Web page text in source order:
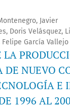
Javier
Doris Velásquez,
García Vallejo
DE NUEVO
E
1996 AL